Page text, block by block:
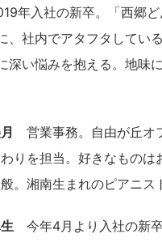
年入社の新卒。「西郷
、社内でアタフタしてい
深い悩みを抱える。地味
営業事務。自由が丘オ
りを担当。好きなものは
。湘南生まれのピアニス
生 今年4月より入社の新